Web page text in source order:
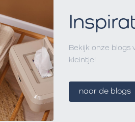
Bekijk onze blogs
kleintje!
naar de blogs